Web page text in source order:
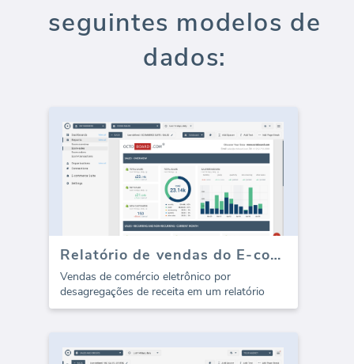
seguintes modelos de
dados:
Relatório de vendas do E-commerce Suite (Relatório)
Vendas de comércio eletrônico por
desagregações de receita em um relatório